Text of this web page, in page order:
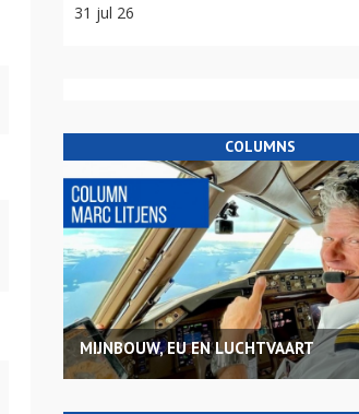
31 jul 26
COLUMNS
MIJNBOUW, EU EN LUCHTVAART